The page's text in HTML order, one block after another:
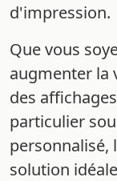
d'impression.
Que vous
augmenter la
des
particulier
personnalisé,
solution